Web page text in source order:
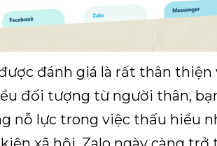
đánh giá là rất thân
đối tượng từ người thân,
nỗ lực trong việc thấu hiểu